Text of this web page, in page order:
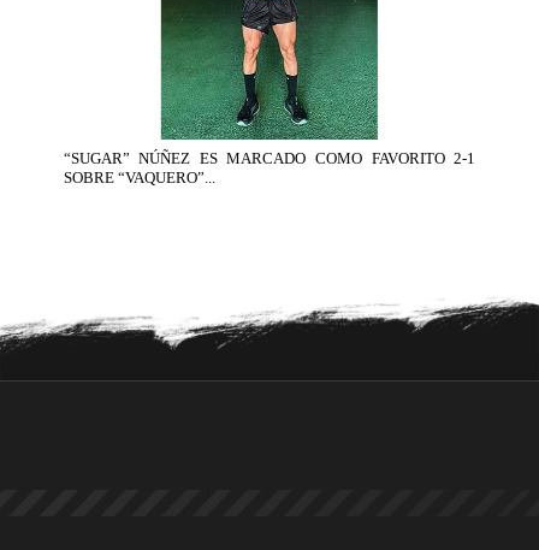
“SUGAR” NÚÑEZ ES MARCADO COMO FAVORITO 2-1
SOBRE “VAQUERO”...